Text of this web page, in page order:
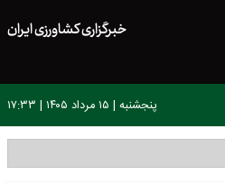
خبرگزاری کشاورزی ایران
پنجشنبه | ۱۵ مرداد ۱۴۰۵ | ۱۷:۳۳